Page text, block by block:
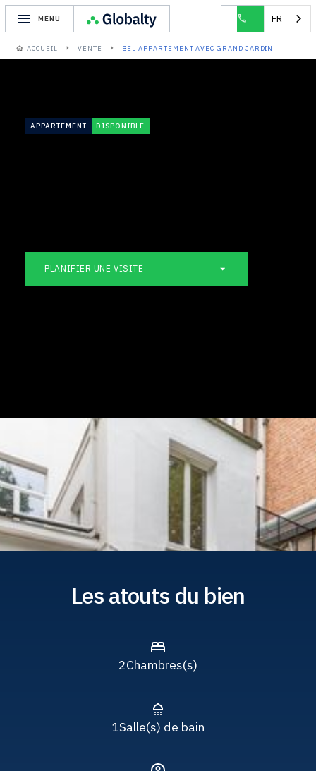
MENU FR
ACCUEIL VENTE BEL APPARTEMENT AVEC GRAND JARDIN
APPARTEMENT DISPONIBLE
PLANIFIER UNE VISITE
Les atouts du bien
2Chambres(s)
1Salle(s) de bain